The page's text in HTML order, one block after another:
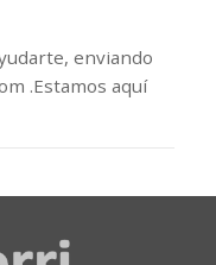
enviando
.Estamos aquí